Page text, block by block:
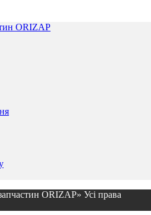
ORIZAP» Усі права